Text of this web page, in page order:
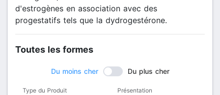
d'estrogènes en association avec des
progestatifs tels que la dydrogestérone.
Toutes les formes
Du moins cher Du plus cher
Type du Produit Présentation